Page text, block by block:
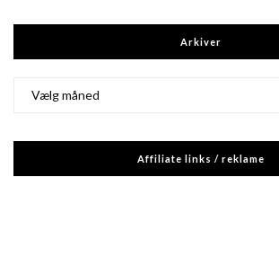
Arkiver
Affiliate links / reklame